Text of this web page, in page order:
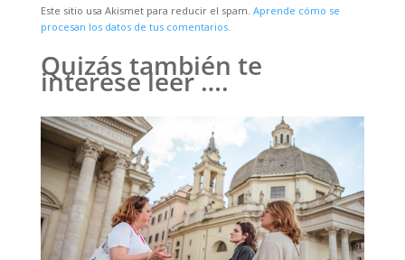
Este sitio usa Akismet para reducir el spam. Aprende cómo se
procesan los datos de tus comentarios.
Quizás también te
interese leer ….